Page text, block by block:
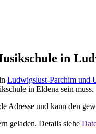
in
Ludwigslust-Parchim und
in Eldena sein muss.
Adresse und kann den
geladen. Details siehe